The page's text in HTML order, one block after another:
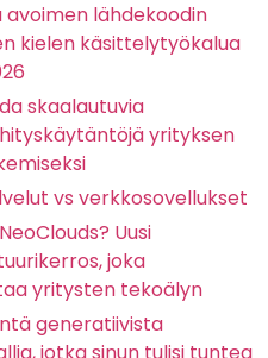
avoimen lähdekoodin
kielen käsittelytyökalua
skaalautuvia
yrityksen
vs verkkosovellukset
Uusi
joka
yritysten tekoälyn
generatiivista